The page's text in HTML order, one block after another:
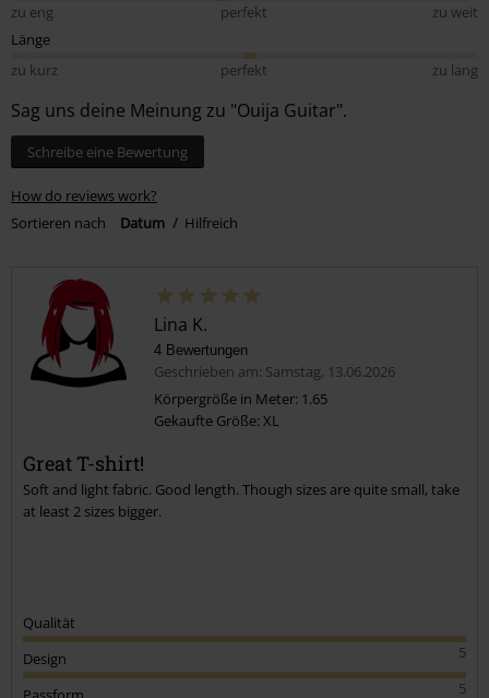
zu eng
perfekt
zu weit
Länge
zu kurz
perfekt zu lang
Sag uns deine Meinung zu "Ouija Guitar".
Schreibe eine Bewertung
How do reviews work?
Sortieren nach
Datum Hilfreich
Lina K.
4 Bewertungen
Geschrieben am: Samstag, 13.06.2026
Körpergröße in Meter: 1.65
Gekaufte Größe: XL
Great T-shirt!
Soft and light fabric. Good length. Though sizes are quite small, take
at least 2 sizes bigger.
Qualität
5
Design
5